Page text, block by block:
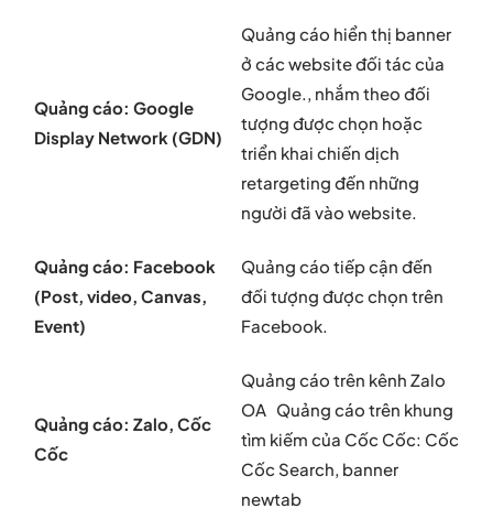
Quảng cáo: Google
Display Network (GDN)
Quảng cáo hiển thị banner
ở các website đối tác của
Google., nhắm theo đối
tượng được chọn hoặc
triển khai chiến dịch
retargeting đến những
người đã vào website.
Quảng cáo: Facebook
(Post, video, Canvas,
Event)
Quảng cáo tiếp cận đến
đối tượng được chọn trên
Facebook.
Quảng cáo: Zalo, Cốc
Cốc
Quảng cáo trên kênh Zalo
OA Quảng cáo trên khung
tìm kiếm của Cốc Cốc: Cốc
Cốc Search, banner
newtab